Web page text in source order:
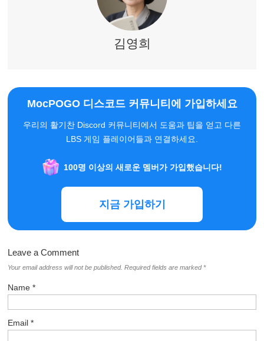
김영희
MocPOGO 디스코드 커뮤니티에 가입하세요
우리의 활기찬 Discord 커뮤니티에서 도움과 팁을 얻고 다른
LBS 게임 플레이어들과 연결하세요.
100명 이상의 새로운 멤버가 가입했습니다!
지금 가입하기
Leave a Comment
Your email address will not be published. Required fields are marked*
Name*
Email*